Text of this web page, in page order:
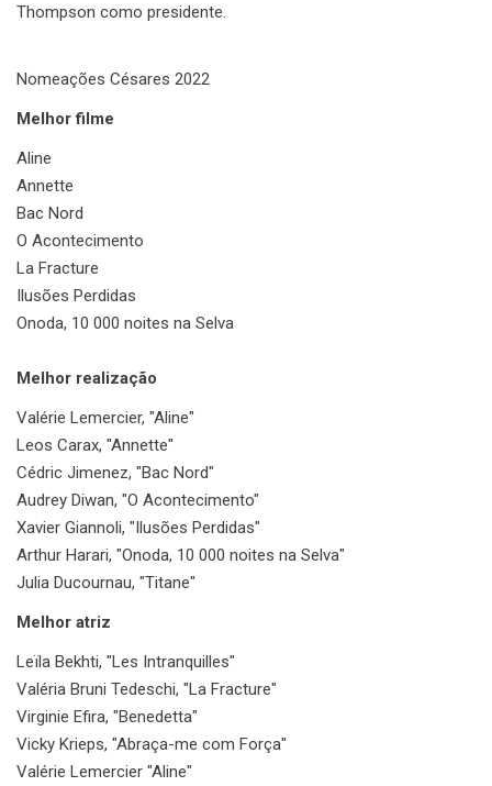
Thompson como presidente.
Nomeações Césares 2022
Melhor filme
Aline
Annette
Bac Nord
O Acontecimento
La Fracture
Ilusões Perdidas
Onoda, 10 000 noites na Selva
Melhor realização
Valérie Lemercier, "Aline"
Leos Carax, "Annette"
Cédric Jimenez, "Bac Nord"
Audrey Diwan, "O Acontecimento"
Xavier Giannoli, "Ilusões Perdidas"
Arthur Harari, "Onoda, 10 000 noites na Selva"
Julia Ducournau, "Titane"
Melhor atriz
Leïla Bekhti, "Les Intranquilles"
Valéria Bruni Tedeschi, "La Fracture"
Virginie Efira, "Benedetta"
Vicky Krieps, "Abraça-me com Força"
Valérie Lemercier "Aline"